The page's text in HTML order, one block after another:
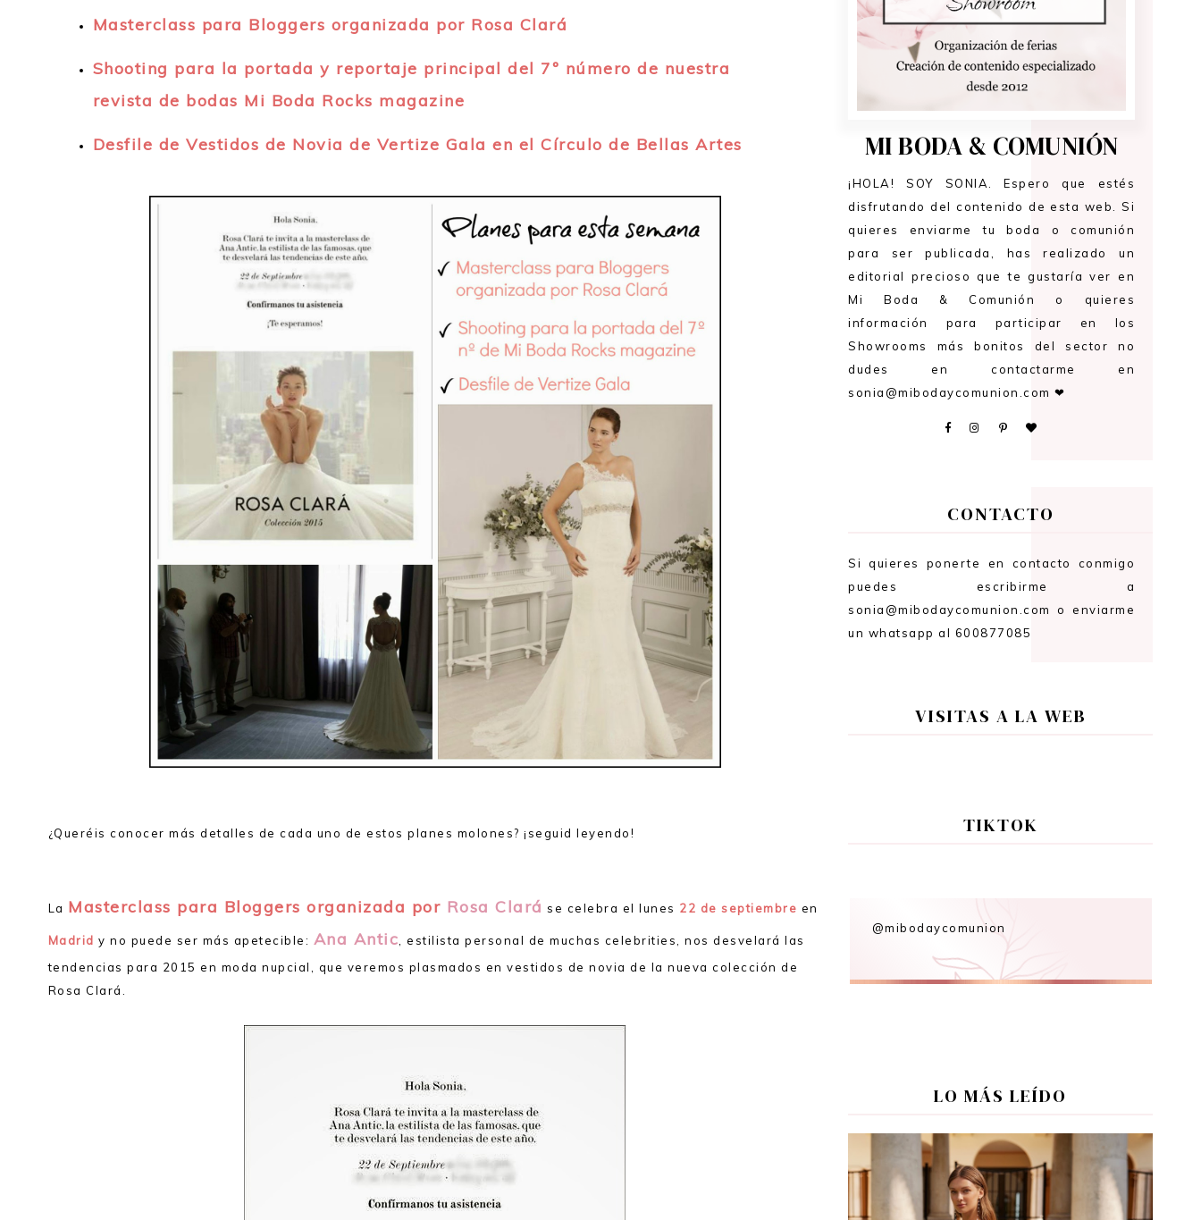
Masterclass para Bloggers organizada por Rosa Clará
Shooting para la portada y reportaje principal del 7º número de nuestra
revista de bodas Mi Boda Rocks magazine
Desfile de Vestidos de Novia de Vertize Gala en el Círculo de Bellas Artes
¿Queréis conocer más detalles de cada uno de estos planes molones? ¡seguid leyendo!
La Masterclass para Bloggers organizada por Rosa Clará se celebra el lunes 22 de septiembre en
Madrid y no puede ser más apetecible: Ana Antic , estilista personal de muchas celebrities, nos desvelará las
tendencias para 2015 en moda nupcial, que veremos plasmados en vestidos de novia de la nueva colección de
Rosa Clará.
MI BODA & COMUNIÓN
¡HOLA! SOY SONIA. Espero que estés
disfrutando del contenido de esta web. Si
quieres enviarme tu boda o comunión
para ser publicada, has realizado un
editorial precioso que te gustaría ver en
Mi Boda & Comunión o quieres
información para participar en los
Showrooms más bonitos del sector no
dudes en contactarme en
sonia@mibodaycomunion.com ❤
CONTACTO
Si quieres ponerte en contacto conmigo
puedes escribirme a
sonia@mibodaycomunion.com o enviarme
un whatsapp al 600877085
VISITAS A LA WEB
TIKTOK
@mibodaycomunion
LO MÁS LEÍDO